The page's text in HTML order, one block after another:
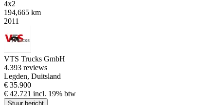
4x2
194,665 km
2011
VTS Trucks GmbH
4.393 reviews
Legden, Duitsland
€ 35.900
€ 42.721 incl. 19% btw
Stuur bericht